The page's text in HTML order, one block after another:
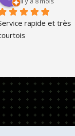
rapide et très